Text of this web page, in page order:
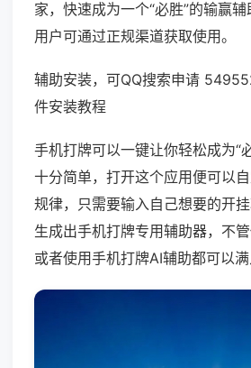
家，快速成为一个“必胜”的输赢
用户可通过正规渠道获取使用。
辅助安装，可QQ搜索申请
件安装教程
手机打牌可以一键让你轻松成为“
十分简单，打开这个应用便可以
规律，只需要输入自己想要的开
生成出手机打牌专用辅助器，不
或者使用手机打牌AI辅助都可以满